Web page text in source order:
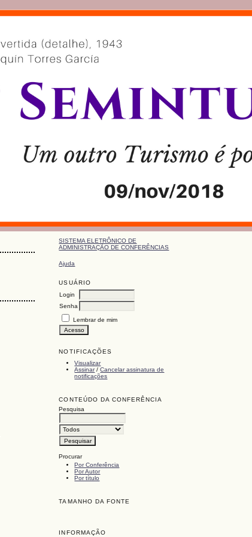
SISTEMA ELETRÔNICO DE
ADMINISTRAÇÃO DE CONFERÊNCIAS
Ajuda
USUÁRIO
Login
Senha
Lembrar de mim
NOTIFICAÇÕES
Visualizar
Assinar/Cancelar assinatura de
notificações
CONTEÚDO DA CONFERÊNCIA
Pesquisa
Procurar
Por Conferência
Por Autor
Por título
TAMANHO DA FONTE
INFORMAÇÃO